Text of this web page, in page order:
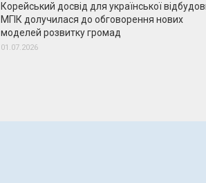
Корейський досвід для української
МГІК долучилася до обговорення нових
моделей розвитку громад
01.07.2026